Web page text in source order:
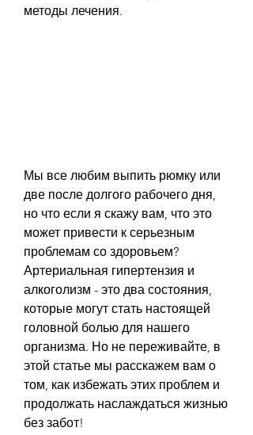
методы лечения.
Мы все любим выпить рюмку или
две после долгого рабочего дня,
но что если я скажу вам, что это
может привести к серьезным
проблемам со здоровьем?
Артериальная гипертензия и
алкоголизм - это два состояния,
которые могут стать настоящей
головной болью для нашего
организма. Но не переживайте, в
этой статье мы расскажем вам о
том, как избежать этих проблем и
продолжать наслаждаться жизнью
без забот!